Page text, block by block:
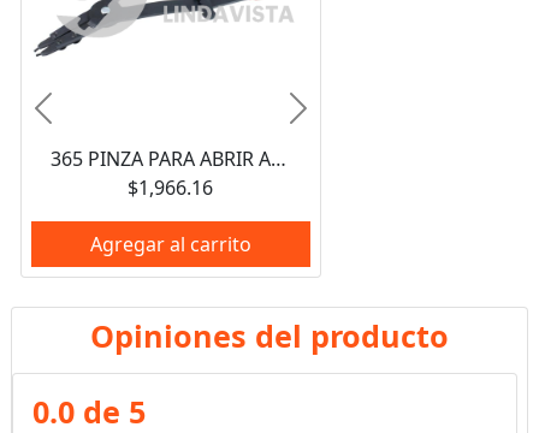
365 PINZA PARA ABRIR ANILLOS DE RETENCION CON MECANISMO DE MATRACA URREA
$1,966.16
Agregar al carrito
Anterior Siguiente
Opiniones del producto
0.0 de 5